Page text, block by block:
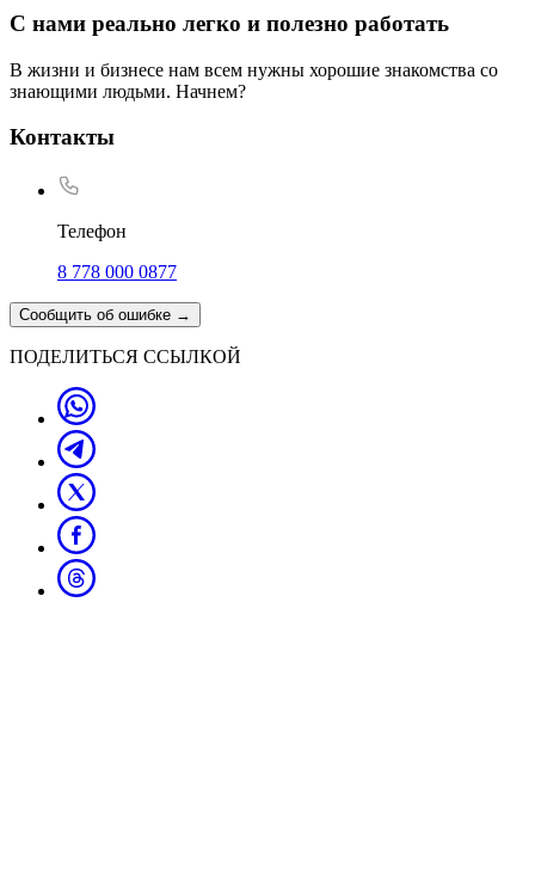
С нами реально легко и полезно работать
В жизни и бизнесе нам всем нужны хорошие знакомства со
знающими людьми. Начнем?
Контакты
Телефон
8 778 000 0877
Сообщить об ошибке →
ПОДЕЛИТЬСЯ ССЫЛКОЙ